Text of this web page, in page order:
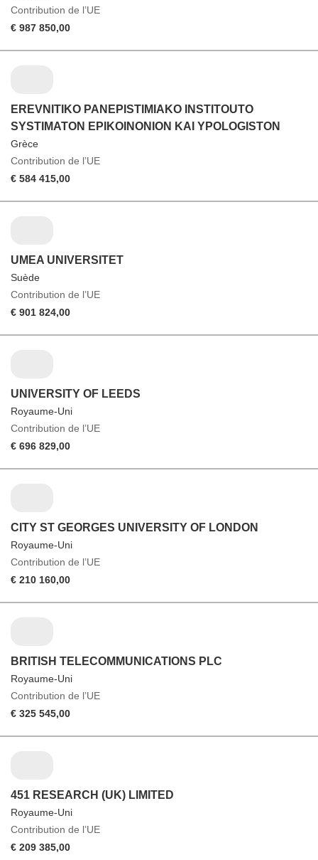
Contribution de l’UE
€ 987 850,00
EREVNITIKO PANEPISTIMIAKO INSTITOUTO
SYSTIMATON EPIKOINONION KAI YPOLOGISTON
Grèce
Contribution de l’UE
€ 584 415,00
UMEA UNIVERSITET
Suède
Contribution de l’UE
€ 901 824,00
UNIVERSITY OF LEEDS
Royaume-Uni
Contribution de l’UE
€ 696 829,00
CITY ST GEORGES UNIVERSITY OF LONDON
Royaume-Uni
Contribution de l’UE
€ 210 160,00
BRITISH TELECOMMUNICATIONS PLC
Royaume-Uni
Contribution de l’UE
€ 325 545,00
451 RESEARCH (UK) LIMITED
Royaume-Uni
Contribution de l’UE
€ 209 385,00